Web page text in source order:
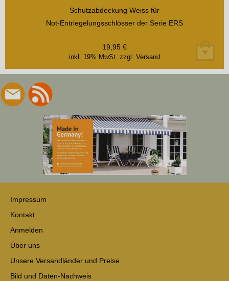
Schutzabdeckung Weiss für
Not-Entriegelungsschlösser der Serie ERS
inkl. 19% MwSt. zzgl. Versand
19,95 €
Impressum
Kontakt
Anmelden
Über uns
Unsere Versandländer und Preise
Bild und Daten-Nachweis